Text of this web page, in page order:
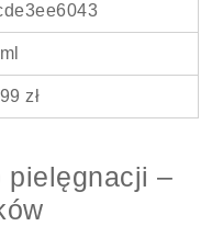
zł
pielęgnacji –